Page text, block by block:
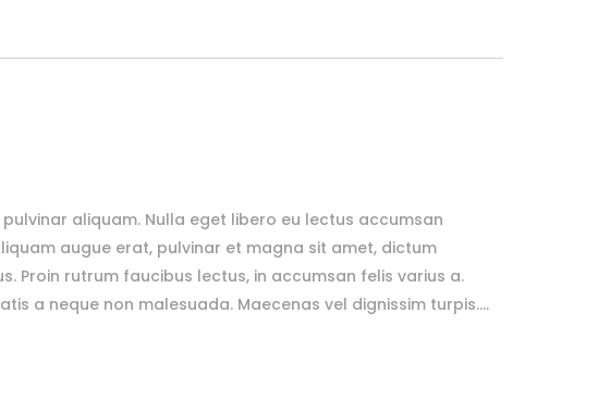
aliquam. Nulla eget libero eu lectus accumsan
augue erat, pulvinar et magna sit amet, dictum
Proin rutrum faucibus lectus, in accumsan felis varius a.
a neque non malesuada. Maecenas vel dignissim turpis....